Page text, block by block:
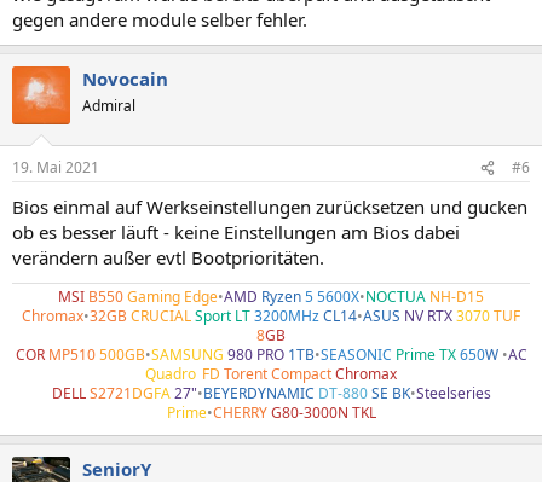
gegen andere module selber fehler.
Novocain
Admiral
19. Mai 2021 #6
Bios einmal auf Werkseinstellungen zurücksetzen und gucken
ob es besser läuft - keine Einstellungen am Bios dabei
verändern außer evtl Bootprioritäten.
MSI B550Gaming Edge•AMD Ryzen5 5600X•NOCTUA NH-D15
Chromax•32GBCRUCIALSport LT3200MHzCL14•ASUS NV RTX3070TUF
8GB
COR MP510 500GB•SAMSUNG 980 PRO 1TB•SEASONIC Prime TX 650W•AC
Quadro FD Torent CompactChromax
DELL S2721DGFA 27"•BEYERDYNAMIC DT-880SE BK•Steelseries
Prime•CHERRY G80-3000N TKL
SeniorY